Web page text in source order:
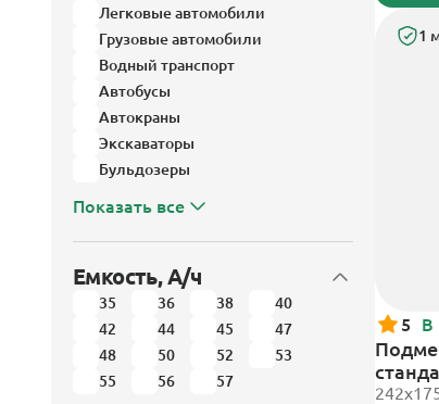
Легковые автомобили
Грузовые автомобили
Водный транспорт
Автобусы
Автокраны
Экскаваторы
Бульдозеры
Показать все
Емкость, А/ч
35 36 38
40
42
44 45
47
48
50 52
53
55
56 57
1
5 В